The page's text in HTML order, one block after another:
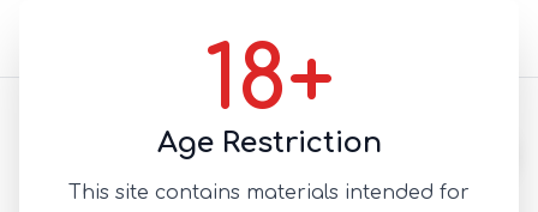
18+
Age Restriction
This site contains materials intended for